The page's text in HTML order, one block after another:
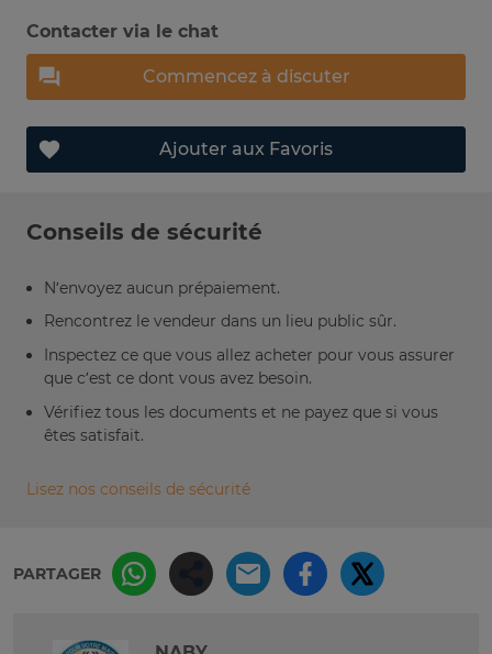
Contacter via le chat
Commencez à discuter
Ajouter aux Favoris
Conseils de sécurité
N’envoyez aucun prépaiement.
Rencontrez le vendeur dans un lieu public sûr.
Inspectez ce que vous allez acheter pour vous assurer
que c’est ce dont vous avez besoin.
Vérifiez tous les documents et ne payez que si vous
êtes satisfait.
Lisez nos conseils de sécurité
PARTAGER